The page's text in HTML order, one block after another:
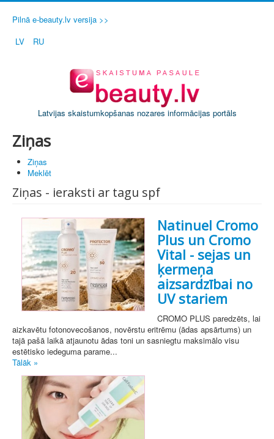
Pilnā e-beauty.lv versija >>
LV
RU
Latvijas skaistumkopšanas nozares informācijas portāls
Ziņas
Ziņas
Meklēt
Ziņas - ieraksti ar tagu spf
Natinuel Cromo
Plus un Cromo
Vital - sejas un
ķermeņa
aizsardzībai no
UV stariem
CROMO PLUS paredzēts, lai
aizkavētu fotonovecošanos, novērstu eritrēmu (ādas apsārtums) un
tajā pašā laikā atjaunotu ādas toni un sasniegtu maksimālo visu
estētisko iedeguma parame...
Tālāk »